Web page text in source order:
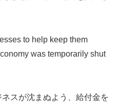
to help keep them
was temporarily shut
スが沈まぬよう、給付金を